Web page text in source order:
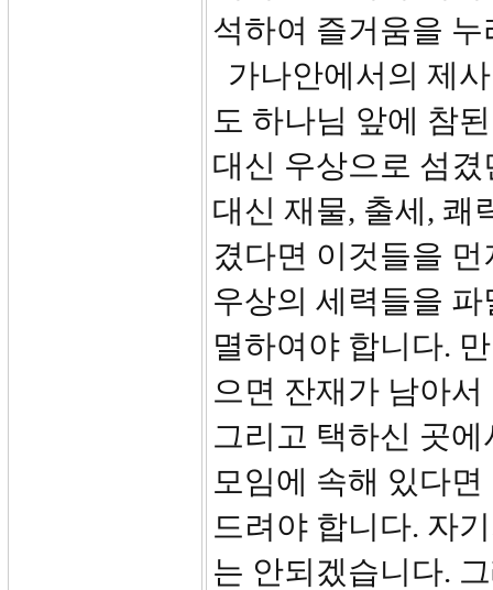
석하여 즐거움을
가나안에서의 제
도 하나님 앞에 참
대신 우상으로 섬
대신 재물, 출세, 쾌
겼다면 이것들을
우상의 세력들을
멸하여야 합니다.
으면 잔재가 남아
그리고 택하신 곳
모임에 속해 있다
드려야 합니다. 자
는 안되겠습니다.